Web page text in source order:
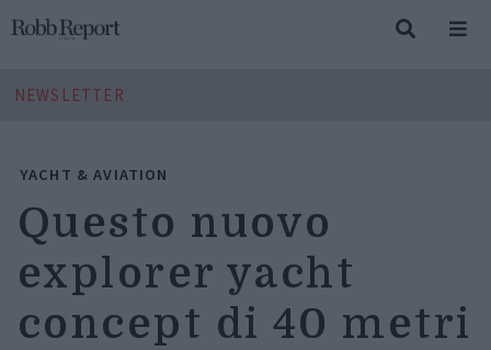
NEWSLETTER
YACHT & AVIATION
Questo nuovo
explorer yacht
concept di 40 metri